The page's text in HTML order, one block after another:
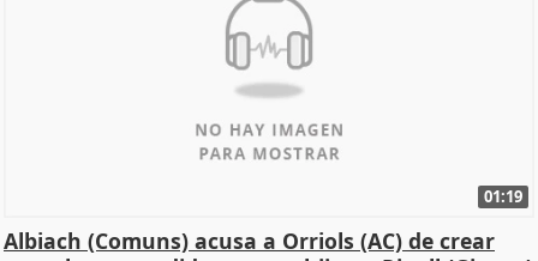
01:19
Albiach (Comuns) acusa a Orriols (AC) de crear